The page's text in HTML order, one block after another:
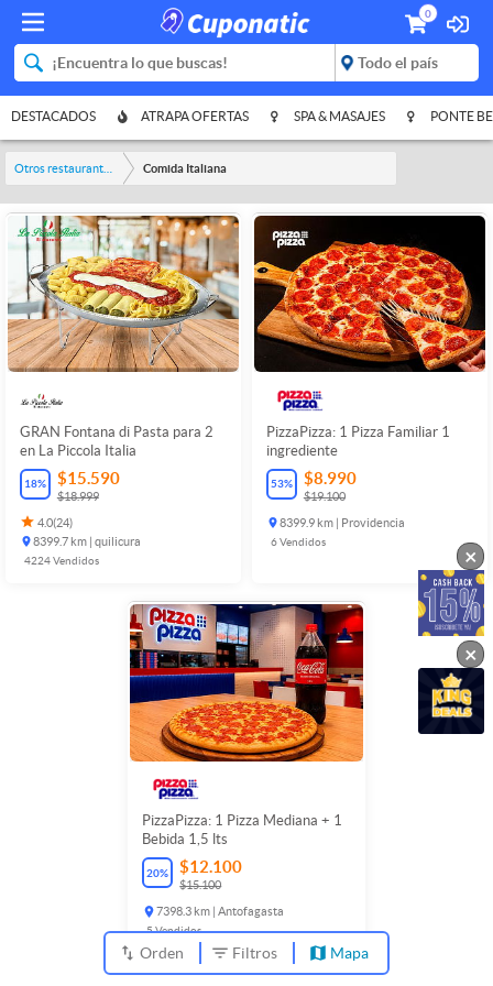
0
DESTACADOS ATRAPA OFERTAS SPA & MASAJES PONTE
Comida Italiana
GRAN Fontana di Pasta para 2
en La Piccola Italia
18% $15.590
$18.999
4.0(24)
8399.7 km | quilicura
4224Vendidos
PizzaPizza: 1 Pizza Familiar 1
ingrediente
53% $8.990
$19.100
8399.9 km | Providencia
6Vendidos
PizzaPizza: 1 Pizza Mediana + 1
Bebida 1,5 lts
20% $12.100
$15.100
7398.3 km | Antofagasta
5Vendidos
Orden Filtros Mapa
×
×